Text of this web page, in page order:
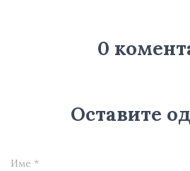
0
Оставите
Име *